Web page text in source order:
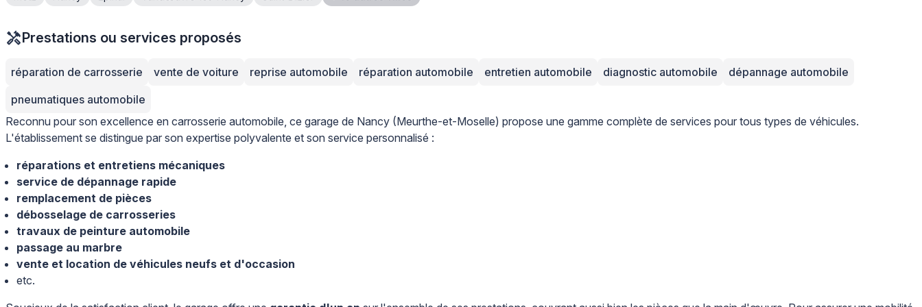
Prestations ou services proposés
réparation de carrosserie vente de voiture reprise automobile réparation automobile entretien automobile diagnostic automobile
dépannage automobile
pneumatiques automobile
Reconnu pour son excellence en carrosserie automobile, ce garage de Nancy (Meurthe-et-Moselle) propose une gamme complète de services pour tous types de véhicules.
L'établissement se distingue par son expertise polyvalente et son service personnalisé :
réparations et entretiens mécaniques
service de dépannage rapide
remplacement de pièces
débosselage de carrosseries
travaux de peinture automobile
passage au marbre
vente et location de véhicules neufs et d'occasion
etc.